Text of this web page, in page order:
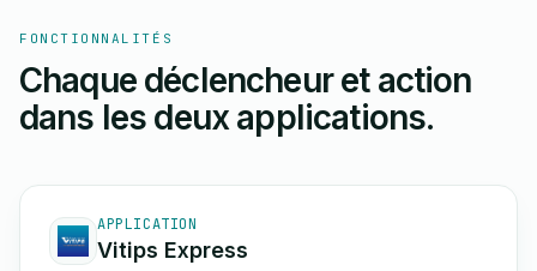
FONCTIONNALITÉS
Chaque déclencheur et action
dans les deux applications.
APPLICATION
Vitips Express